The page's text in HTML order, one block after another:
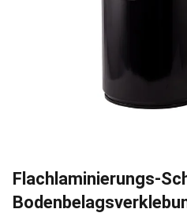
Flachlaminierungs-